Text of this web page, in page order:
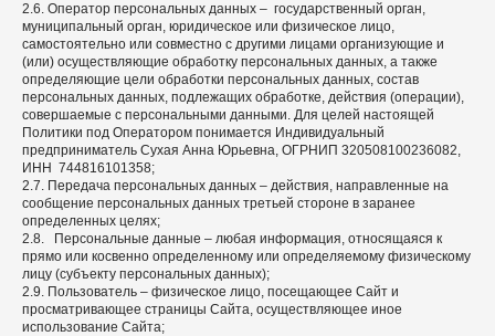
2.6. Оператор персональных данных – государственный орган,
муниципальный орган, юридическое или физическое лицо,
самостоятельно или совместно с другими лицами организующие и
(или) осуществляющие обработку персональных данных, а также
определяющие цели обработки персональных данных, состав
персональных данных, подлежащих обработке, действия (операции),
совершаемые с персональными данными. Для целей настоящей
Политики под Оператором понимается Индивидуальный
предприниматель Сухая Анна Юрьевна, ОГРНИП 320508100236082,
ИНН 744816101358;
2.7. Передача персональных данных – действия, направленные на
сообщение персональных данных третьей стороне в заранее
определенных целях;
2.8. Персональные данные – любая информация, относящаяся к
прямо или косвенно определенному или определяемому физическому
лицу (субъекту персональных данных);
2.9. Пользователь – физическое лицо, посещающее Сайт и
просматривающее страницы Сайта, осуществляющее иное
использование Сайта;